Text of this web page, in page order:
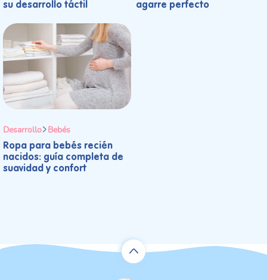
su desarrollo táctil
agarre perfecto
Desarrollo Bebés
Ropa para bebés recién
nacidos: guía completa de
suavidad y confort